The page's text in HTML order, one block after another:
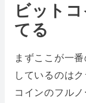
ビット
てる
まずここが一
しているのは
コインのフル